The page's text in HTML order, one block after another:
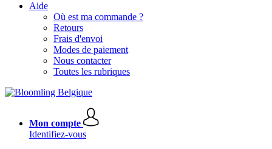
Aide
Où est ma commande ?
Retours
Frais d'envoi
Modes de paiement
Nous contacter
Toutes les rubriques
Mon compte
Identifiez-vous